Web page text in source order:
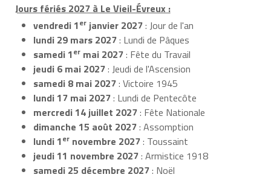
Jours fériés 2027 à Le Vieil-Évreux :
vendredi 1er janvier 2027: Jour de l'an
lundi 29 mars 2027: Lundi de Pâques
samedi 1er mai 2027: Fête du Travail
jeudi 6 mai 2027: Jeudi de l'Ascension
samedi 8 mai 2027: Victoire 1945
lundi 17 mai 2027: Lundi de Pentecôte
mercredi 14 juillet 2027: Fête Nationale
dimanche 15 août 2027: Assomption
lundi 1er novembre 2027: Toussaint
jeudi 11 novembre 2027: Armistice 1918
samedi 25 décembre 2027: Noël